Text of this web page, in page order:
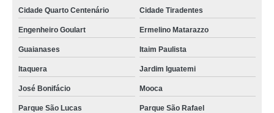
lembrancinhas de cha de bebê simples Engenheiro Goulart
lembrança chá de bebê preço Rio Claro
lembrancinha cha de bebê menino Campo Grande
lembrancinha cha de bebê personalizada preço Vila Sônia
quanto custa lembrança chá de bebê Socorro
Cidade Quarto Centenário Cidade Tiradentes
Engenheiro Goulart Ermelino Matarazzo
Guaianases Itaim Paulista
Itaquera Jardim Iguatemi
José Bonifácio Mooca
Parque São Lucas Parque São Rafael